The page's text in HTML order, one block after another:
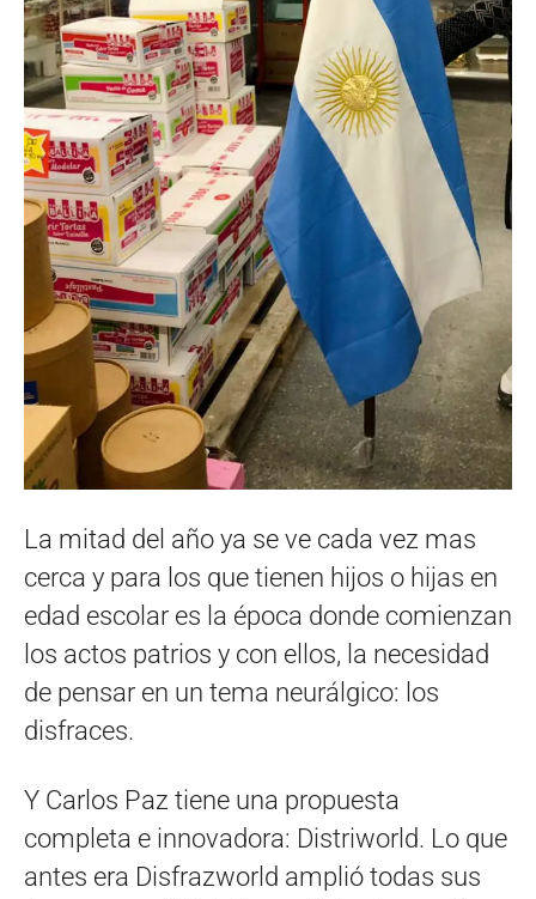
La mitad del año ya se ve cada vez mas
cerca y para los que tienen hijos o hijas en
edad escolar es la época donde comienzan
los actos patrios y con ellos, la necesidad
de pensar en un tema neurálgico: los
disfraces.
Y Carlos Paz tiene una propuesta
completa e innovadora: Distriworld. Lo que
antes era Disfrazworld amplió todas sus